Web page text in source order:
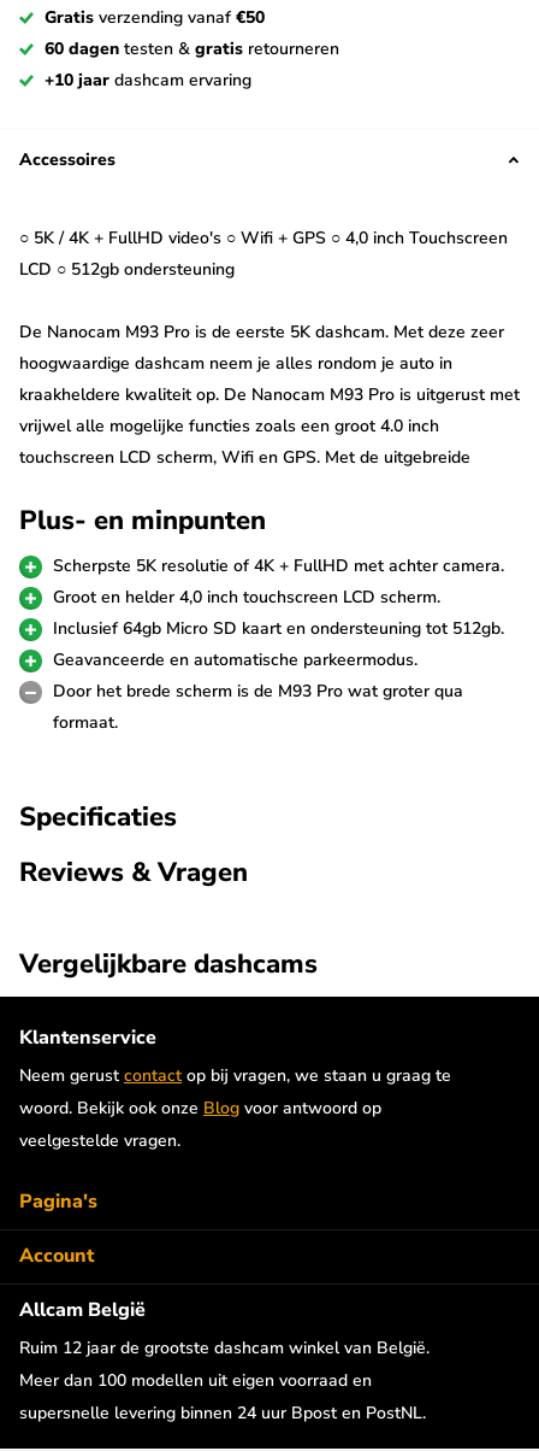
Gratis verzending vanaf €50
60 dagen testen & gratis retourneren
+10 jaar dashcam ervaring
Accessoires
○ 5K / 4K + FullHD video's ○ Wifi + GPS ○ 4,0 inch Touchscreen
LCD ○ 512gb ondersteuning
De Nanocam M93 Pro is de eerste 5K dashcam. Met deze zeer
hoogwaardige dashcam neem je alles rondom je auto in
kraakheldere kwaliteit op. De Nanocam M93 Pro is uitgerust met
vrijwel alle mogelijke functies zoals een groot 4.0 inch
touchscreen LCD scherm, Wifi en GPS. Met de uitgebreide
door de ondersteuning van 512gb Micro SD kaarten sla je
bovendien meerdere dagen aan video's op.
5K resolutie
De Nanocam M93 Pro is de eerste dashcam met 5K resolutie.
Deze dashcam neemt video's op in breedbeeld 5160p * 2160p.
Wanneer je de achter camera aansluit wordt de resolutie
De achter camera filmt met FullHD 30fps resolutie is sluit je
lange kabel van 6 meter en de video's worden tegelijkertijd
aangepast naar 4K.
Night vision
in de nacht van de beste kwaliteit. WDR technologie (Wide
van de beelden optimaal wordt bijgesteld.
Inclusief 64gb Micro SD kaart
De Nanocam M93 Pro 5K wordt standaard geleverd met een
64gb Micro SD kaart zodat je direct kunt beginnen met
opnemen. De dashcam ondersteunt ook grotere Micro SD
Plus- en minpunten
Scherpste 5K resolutie of 4K + FullHD met achter camera.
Groot en helder 4,0 inch touchscreen LCD scherm.
Inclusief 64gb Micro SD kaart en ondersteuning tot 512gb.
Geavanceerde en automatische parkeermodus.
Door het brede scherm is de M93 Pro wat groter qua
formaat.
Specificaties
Reviews & Vragen
Vergelijkbare dashcams
Klantenservice
Neem gerust contact op bij vragen, we staan u graag te
woord. Bekijk ook onze Blog voor antwoord op
veelgestelde vragen.
Pagina's
Account
Allcam België
Ruim 12 jaar de grootste dashcam winkel van België.
Meer dan 100 modellen uit eigen voorraad en
supersnelle levering binnen 24 uur Bpost en PostNL.